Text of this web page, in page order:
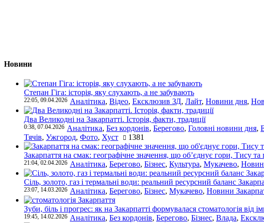
Новини
Степан Гіга: історія, яку слухають, а не забувають
22:05, 09.04.2026 Аналітика, Відео, Ексклюзив ЗД, Лайт, Новини дня,
Два Великодні на Закарпатті. Історія, факти, традиції
0:38, 07.04.2026 Аналітика, Без кордонів, Берегово, Головні новини дня,
Тячів, Ужгород, Фото, Хуст 1381
Закарпаття на смак: географічне значення, що об’єднує гори, Тису
21:04, 02.04.2026 Аналітика, Берегово, Бізнес, Культура, Мукачево,
Сіль, золото, газ і термальні води: реальний ресурсний баланс
23:07, 14.03.2026 Аналітика, Берегово, Бізнес, Мукачево, Новини
Зуби, біль і прогрес: як на Закарпатті формувалася стоматологія від
19:45, 14.02.2026 Аналітика, Без кордонів, Берегово, Бізнес, Влада,